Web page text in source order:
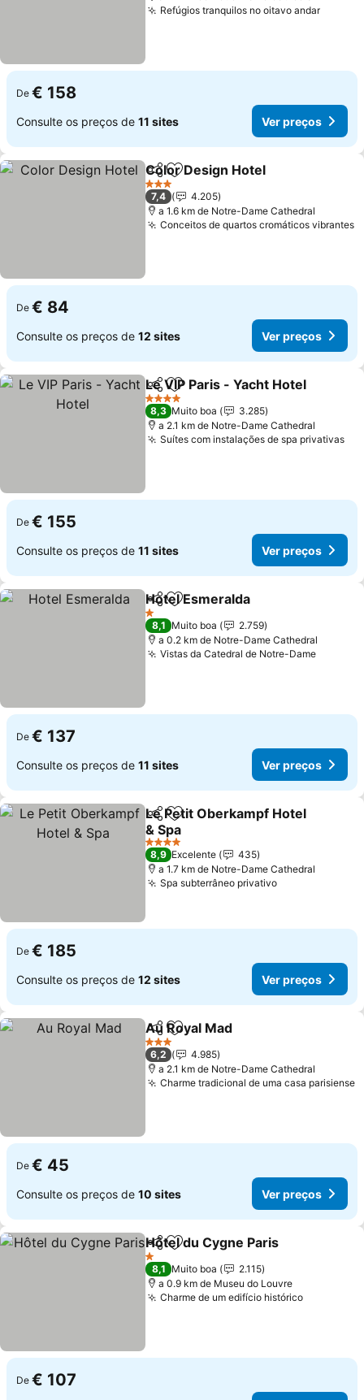
Refúgios tranquilos no oitavo andarVer
De € 158
Consulte os preços de 11 sites Ver preços
PartilharAdicionar aos favoritos
Color Design Hotel
3 Estrelas
7,4
4.205
a 1.6 km de Notre-Dame Cathedral
Conceitos de quartos cromáticos vibrantes
De € 84
Consulte os preços de 12 sites Ver preços
PartilharAdicionar aos favoritos
Le VIP Paris - Yacht Hotel
4 Estrelas
8,3 Muito boa
3.285
a 2.1 km de Notre-Dame Cathedral
Suítes com instalações de spa privativas
De € 155
Consulte os preços de 11 sites Ver preços
PartilharAdicionar aos favoritos
Hotel Esmeralda
1 Estrelas
8,1 Muito boa
2.759
a 0.2 km de Notre-Dame Cathedral
Vistas da Catedral de Notre-DameVer
De € 137
Consulte os preços de 11 sites Ver preços
PartilharAdicionar aos favoritos
Le Petit Oberkampf Hotel
& Spa
Ver preços
4 Estrelas
8,9 Excelente
435
a 1.7 km de Notre-Dame Cathedral
Spa subterrâneo privativoVer preços
De € 185
Consulte os preços de 12 sites Ver preços
PartilharAdicionar aos favoritos
Au Royal Mad
3 Estrelas
6,2
4.985
a 2.1 km de Notre-Dame Cathedral
Charme tradicional de uma casa parisiense
De € 45
Consulte os preços de 10 sites Ver preços
PartilharAdicionar aos favoritos
Hôtel du Cygne Paris
1 Estrelas
8,1 Muito boa
2.115
a 0.9 km de Museu do Louvre
Charme de um edifício históricoVer
De € 107